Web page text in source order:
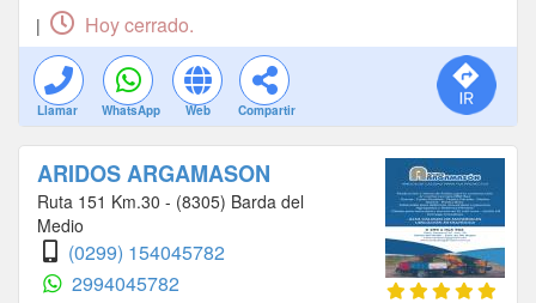
| Hoy cerrado.
Llamar WhatsApp Web Compartir
ARIDOS ARGAMASON
Ruta 151 Km.30 - (8305) Barda del
Medio
(0299) 154045782
2994045782